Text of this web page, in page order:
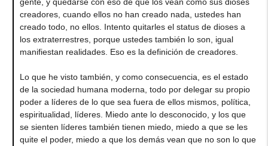
creadores, cuando ellos no han creado nada, ustedes han
creado todo, no ellos. Intento quitarles el status de dioses a
los extraterrestres, porque ustedes también lo son, igual
manifiestan realidades. Eso es la definición de creadores.
Lo que he visto también, y como consecuencia, es el estado
de la sociedad humana moderna, todo por delegar su propio
poder a líderes de lo que sea fuera de ellos mismos, política,
espiritualidad, líderes. Miedo ante lo desconocido, y los que
se sienten líderes también tienen miedo, miedo a que se les
quite el poder, miedo a que los demás vean que no son lo que